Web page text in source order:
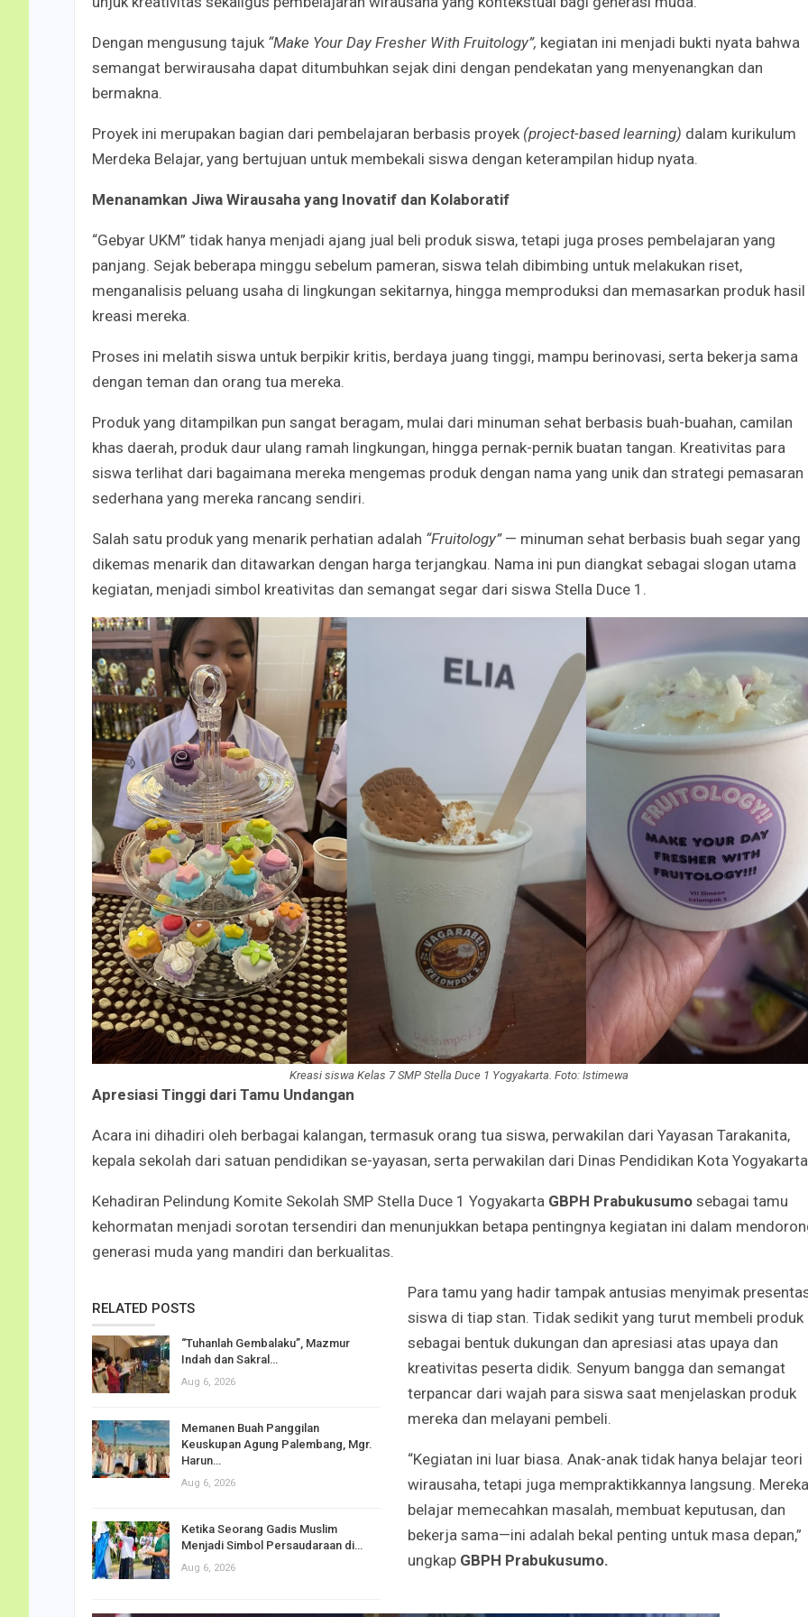
Dengan mengusung tajuk “Make Your Day Fresher With Fruitology”, kegiatan ini menjadi bukti nyata bahwa
semangat berwirausaha dapat ditumbuhkan sejak dini dengan pendekatan yang menyenangkan dan
bermakna.
Proyek ini merupakan bagian dari pembelajaran berbasis proyek (project-based learning) dalam kurikulum
Merdeka Belajar, yang bertujuan untuk membekali siswa dengan keterampilan hidup nyata.
Menanamkan Jiwa Wirausaha yang Inovatif dan Kolaboratif
“Gebyar UKM” tidak hanya menjadi ajang jual beli produk siswa, tetapi juga proses pembelajaran yang
panjang. Sejak beberapa minggu sebelum pameran, siswa telah dibimbing untuk melakukan riset,
menganalisis peluang usaha di lingkungan sekitarnya, hingga memproduksi dan memasarkan produk hasil
kreasi mereka.
Proses ini melatih siswa untuk berpikir kritis, berdaya juang tinggi, mampu berinovasi, serta bekerja sama
dengan teman dan orang tua mereka.
Produk yang ditampilkan pun sangat beragam, mulai dari minuman sehat berbasis buah-buahan, camilan
khas daerah, produk daur ulang ramah lingkungan, hingga pernak-pernik buatan tangan. Kreativitas para
siswa terlihat dari bagaimana mereka mengemas produk dengan nama yang unik dan strategi pemasaran
sederhana yang mereka rancang sendiri.
Salah satu produk yang menarik perhatian adalah “Fruitology”— minuman sehat berbasis buah segar yang
dikemas menarik dan ditawarkan dengan harga terjangkau. Nama ini pun diangkat sebagai slogan utama
kegiatan, menjadi simbol kreativitas dan semangat segar dari siswa Stella Duce 1.
Kreasi siswa Kelas 7 SMP Stella Duce 1 Yogyakarta. Foto: Istimewa
Apresiasi Tinggi dari Tamu Undangan
Acara ini dihadiri oleh berbagai kalangan, termasuk orang tua siswa, perwakilan dari Yayasan Tarakanita,
kepala sekolah dari satuan pendidikan se-yayasan, serta perwakilan dari Dinas Pendidikan Kota
Kehadiran Pelindung Komite Sekolah SMP Stella Duce 1 Yogyakarta GBPH Prabukusumo sebagai tamu
kehormatan menjadi sorotan tersendiri dan menunjukkan betapa pentingnya kegiatan ini dalam
generasi muda yang mandiri dan berkualitas.
RELATED POSTS
“Tuhanlah Gembalaku”, Mazmur
Indah dan Sakral…
Aug 6, 2026
Memanen Buah Panggilan
Keuskupan Agung Palembang, Mgr.
Harun…
Aug 6, 2026
Ketika Seorang Gadis Muslim
Menjadi Simbol Persaudaraan di…
Aug 6, 2026
Para tamu yang hadir tampak antusias menyimak
siswa di tiap stan. Tidak sedikit yang turut membeli produk
sebagai bentuk dukungan dan apresiasi atas upaya dan
kreativitas peserta didik. Senyum bangga dan semangat
terpancar dari wajah para siswa saat menjelaskan produk
mereka dan melayani pembeli.
“Kegiatan ini luar biasa. Anak-anak tidak hanya belajar teori
wirausaha, tetapi juga mempraktikkannya langsung. Mereka
belajar memecahkan masalah, membuat keputusan, dan
bekerja sama—ini adalah bekal penting untuk masa depan,”
ungkap GBPH Prabukusumo.
Godaan-Godaan
Hidup Kita
10 Sosok
Belajar dari
Acutis, Menjadi
Usia Muda
Oct 16, 2020
May 11, 2023
sebagai Wamen
Perempuan